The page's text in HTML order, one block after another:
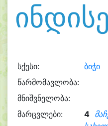
სქესი:
ბიჭი
წარმომავლობა:
მნიშვნელობა:
მარცვლები:
4